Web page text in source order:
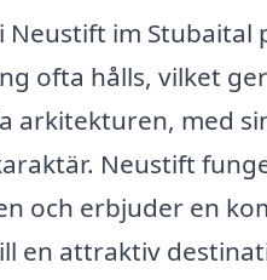
Neustift im Stubaital
ofta hålls, vilket
arkitekturen, med
Neustift
och erbjuder en
en attraktiv